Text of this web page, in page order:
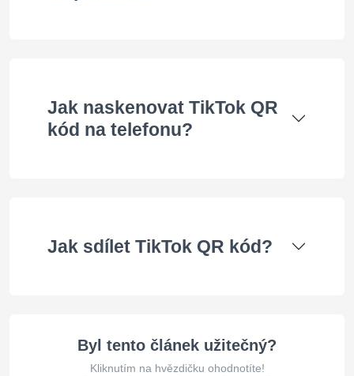
Jak naskenovat TikTok QR
kód na telefonu?
Jak sdílet TikTok QR kód?
Byl tento článek užitečný?
Kliknutím na hvězdičku ohodnotíte!